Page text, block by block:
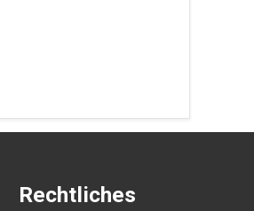
Rechtliches